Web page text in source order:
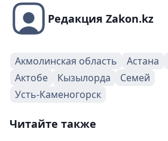
Редакция Zakon.kz
Акмолинская область Астана
Актобе
Кызылорда
Семей
Усть-Каменогорск
Читайте также